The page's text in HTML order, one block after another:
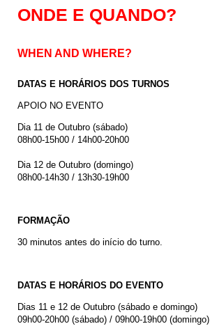
ONDE E QUANDO?
WHEN AND WHERE?
DATAS E HORÁRIOS DOS TURNOS
APOIO NO EVENTO
Dia 11 de Outubro (sábado)
08h00-15h00 / 14h00-20h00
Dia 12 de Outubro (domingo)
08h00-14h30 / 13h30-19h00
FORMAÇÃO
30 minutos antes do início do turno.
DATAS E HORÁRIOS DO EVENTO
Dias 11 e 12 de Outubro (sábado e domingo)
09h00-20h00 (sábado) / 09h00-19h00 (domingo)